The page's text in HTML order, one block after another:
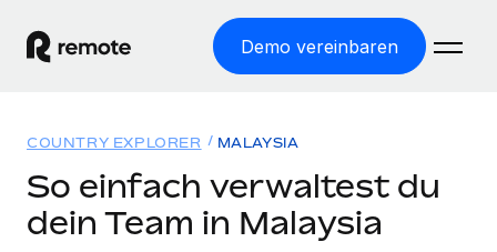
Demo vereinbaren
WELTWEITE BESCHÄFTIGUNG
Lösungen
COUNTRY EXPLORER MALAYSIA
So einfach verwaltest du
dein Team in Malaysia